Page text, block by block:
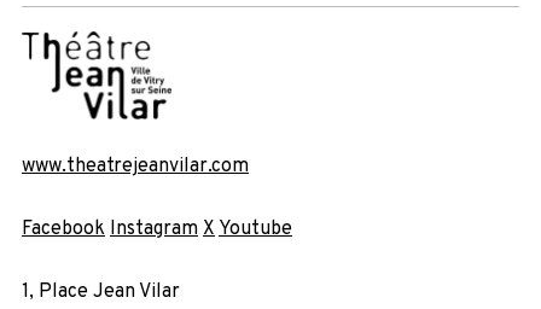
www.theatrejeanvilar.com
Facebook Instagram X Youtube
1, Place Jean Vilar